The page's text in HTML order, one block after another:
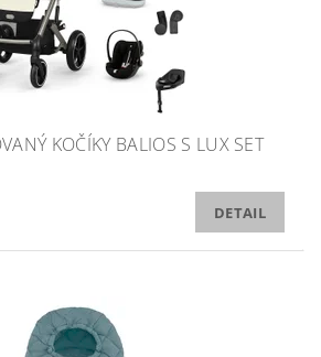
KOČÍKY BALIOS S LUX SET
DETAIL